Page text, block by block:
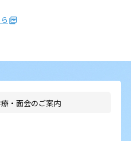
・面会のご案内